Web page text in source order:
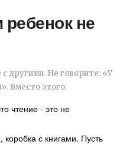
ребенок не
другими. Не говорите: «У
Вместо этого:
чтение - это не
с книгами. Пусть